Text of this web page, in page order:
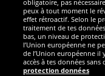
obligatoire, pas
peux à tout moment le
effet rétroactif. Selon le
traitement de tes
bas, un niveau de
l’Union européenne ne
de l’Union européenne il
accès à tes données
protection données